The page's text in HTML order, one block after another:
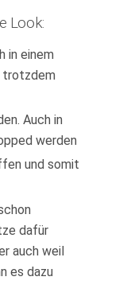
Look:
in einem
trotzdem
Auch in
werden
und somit
dafür
auch weil
es dazu